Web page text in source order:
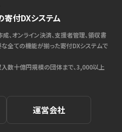
付DXシステム
、オンライン決済、支援者管理、領収書
な全ての機能が揃った寄付DXシステムで
数十億円規模の団体まで、3,000以上
運営会社